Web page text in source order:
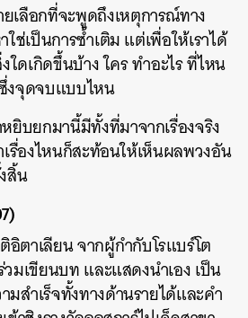
เลือกที่จะพูดถึงเหตุการณ์ทาง
ช่เป็นการซ้ำเติม แต่เพื่อให้เราได้
ใดเกิดขึ้นบ้าง ใคร ทำอะไร ที่ไหน
งจุดจบแบบไหน
ยิบยกมานี้มีทั้งที่มาจากเรื่องจริง
รื่องไหนก็สะท้อนให้เห็นผลพวงอัน
สิ้น
ตาเลียน จากผู้กำกับโรแบร์โต
มเขียนบท และแสดงนำเอง เป็น
สำเร็จทั้งทางด้านรายได้และคำ